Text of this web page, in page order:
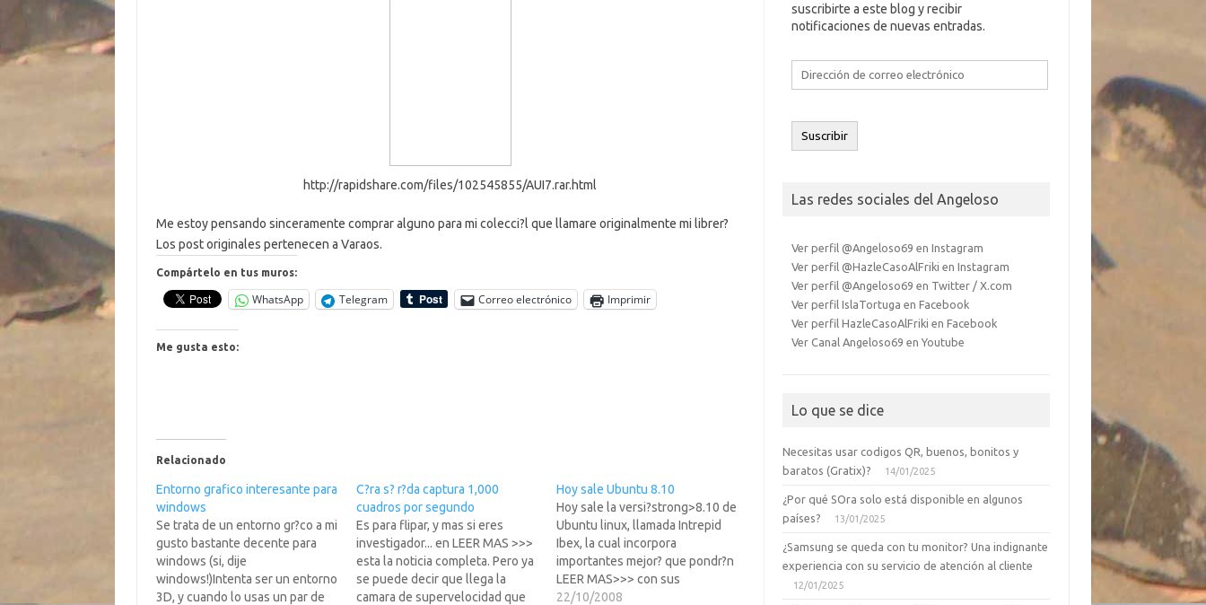
http://rapidshare.com/files/102545855/AUI7.rar.html
Me estoy pensando sinceramente comprar alguno para mi colecci?l que llamare originalmente mi librer?
Los post originales pertenecen a Varaos.
Compártelo en tus muros:
WhatsApp Telegram Correo electrónico Imprimir
Me gusta esto:
Relacionado
Entorno grafico interesante para
windows
Se trata de un entorno gr?co a mi
gusto bastante decente para
windows (si, dije
windows!)Intenta ser un entorno
3D, y cuando lo usas un par de
C?ra s? r?da captura 1,000
cuadros por segundo
Es para flipar, y mas si eres
investigador... en LEER MAS >>>
esta la noticia completa. Pero ya
se puede decir que llega la
camara de supervelocidad que
Hoy sale Ubuntu 8.10
Hoy sale la versi?strong>8.10 de
Ubuntu linux, llamada Intrepid
Ibex, la cual incorpora
importantes mejor? que pondr?n
LEER MAS>>> con sus
respectivos links y esas
22/10/2008
suscribirte a este blog y recibir
notificaciones de nuevas entradas.
Dirección
electrónico
Suscribir
Las redes sociales del Angeloso
Ver perfil @Angeloso69 en Instagram
Ver perfil @HazleCasoAlFriki en Instagram
Ver perfil @Angeloso69 en Twitter / X.com
Ver perfil IslaTortuga en Facebook
Ver perfil HazleCasoAlFriki en Facebook
Ver Canal Angeloso69 en Youtube
Lo que se dice
Necesitas usar codigos QR, buenos, bonitos y
baratos (Gratix)?
14/01/2025
¿Por qué SOra solo está disponible en algunos
países?
13/01/2025
¿Samsung se queda con tu monitor? Una indignante
experiencia con su servicio de atención al cliente
12/01/2025